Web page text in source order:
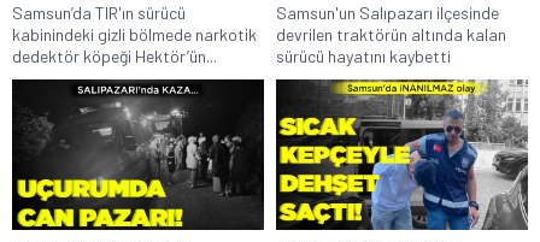
Samsun’da TIR'ın sürücü
kabinindeki gizli bölmede narkotik
dedektör köpeği Hektör’ün...
Samsun'un Salıpazarı ilçesinde
devrilen traktörün altında kalan
sürücü hayatını kaybetti